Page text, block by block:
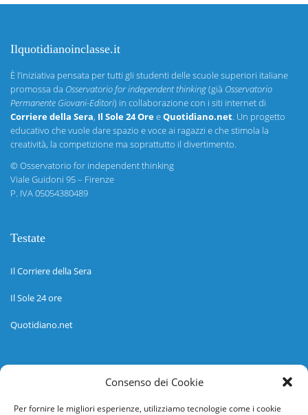
Consenso dei Cookie
Per fornire le migliori esperienze, utilizziamo tecnologie come i cookie
Ilquotidianoinclasse.it
È l’iniziativa pensata per tutti gli studenti delle scuole superiori italiane
promossa da Osservatorio for independent thinking(già Osservatorio
Permanente Giovani-Editori) in collaborazione con i siti internet di
Corriere della Sera, Il Sole 24 OreeQuotidiano.net. Un progetto
educativo che vuole dare spazio e voce ai ragazzi e che stimola la
creatività, la competizione ma soprattutto il divertimento.
©Osservatorio for independent thinking
Viale Guidoni 95 – Firenze
P. IVA 05054380489
Testate
Il Corriere della Sera
Il Sole 24 ore
Quotidiano.net
Informazioni